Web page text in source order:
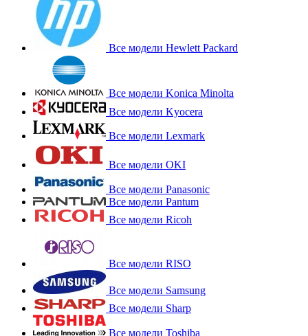
Все модели Hewlett Packard
Все модели Konica Minolta
Все модели Kyocera
Все модели Lexmark
Все модели OKI
Все модели Panasonic
Все модели Pantum
Все модели Ricoh
Все модели RISO
Все модели Samsung
Все модели Sharp
Все модели Toshiba